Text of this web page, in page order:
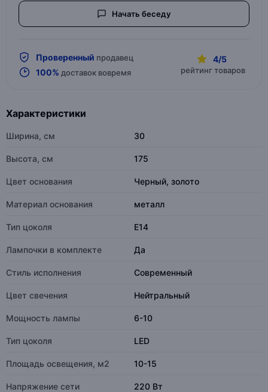
Начать беседу
Проверенный продавец
100% доставок вовремя
4/5
рейтинг товаров
Характеристики
Ширина, см 30
Высота, см 175
Цвет основания Черный, золото
Материал основания металл
Тип цоколя E14
Лампочки в комплекте Да
Стиль исполнения Современный
Цвет свечения Нейтральный
Мощность лампы 6-10
Тип цоколя LED
Площадь освещения, м2 10-15
Напряжение сети 220 Вт